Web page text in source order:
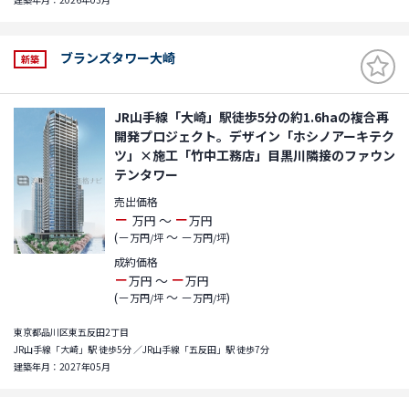
新築 ブランズタワー大崎
JR山手線「大崎」駅徒歩5分の約1.6haの複合再
開発プロジェクト。デザイン「ホシノアーキテク
ツ」×施工「竹中工務店」目黒川隣接のファウン
テンタワー
売出価格
－ 万円 ～ －万円
(－万円/坪～ －万円/坪)
成約価格
－万円 ～ －万円
(－万円/坪～ －万円/坪)
東京都品川区東五反田2丁目
JR山手線「大崎」駅 徒歩5分 ／JR山手線「五反田」駅 徒歩7分
建築年月：2027年05月